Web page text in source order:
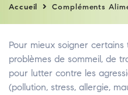
Accueil Compléments
Pour mieux soigner
problèmes de sommeil, de
pour lutter contre les
(pollution, stress, allergie,